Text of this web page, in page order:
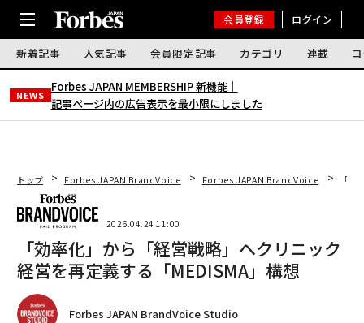
会員登録 ログイン
新着記事 人気記事 会員限定記事 カテゴリ 連載
NEWS
Forbes JAPAN MEMBERSHIP 新機能｜
記事ページ内の広告表示を最小限にしました
トップ Forbes JAPAN BrandVoice Forbes JAPAN BrandVoice 「
2026.04.24 11:00
「効率化」から「経営戦略」へクリニック
経営を再定義する「MEDISMA」構想
Forbes JAPAN BrandVoice Studio